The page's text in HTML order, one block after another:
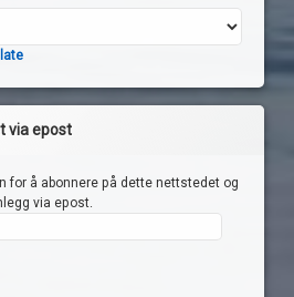
via epost
for å abonnere på dette nettstedet og
via epost.